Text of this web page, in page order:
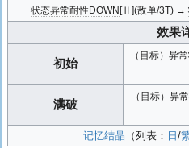
状态异常耐性DOWN [Ⅱ](敌单/3T) →
效果
初始
（目标）异
满破
（目标）异
记忆结晶 （列表： 日 /